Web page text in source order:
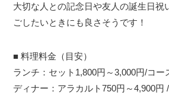
大切な人との記念日や友人の誕生日祝
ごしたいときにも良さそうです！
■ 料理料金（目安）
ランチ：セット1,800円～3,000円/コー
ディナー：アラカルト750円～4,900円